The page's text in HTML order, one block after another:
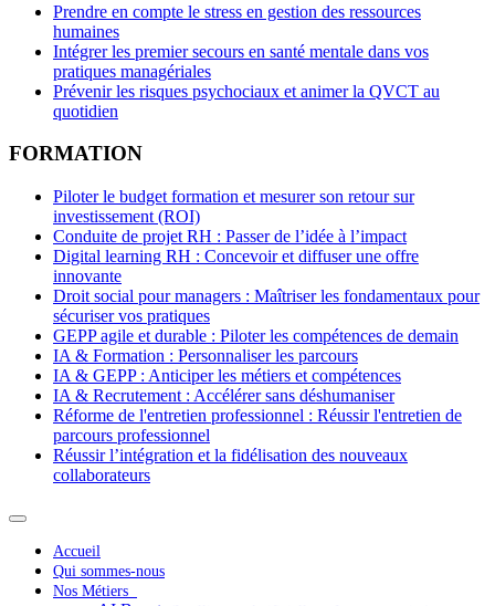
Prendre en compte le stress en gestion des ressources
humaines
Intégrer les premier secours en santé mentale dans vos
pratiques managériales
Prévenir les risques psychociaux et animer la QVCT au
quotidien
FORMATION
Piloter le budget formation et mesurer son retour sur
investissement (ROI)
Conduite de projet RH : Passer de l’idée à l’impact
Digital learning RH : Concevoir et diffuser une offre
innovante
Droit social pour managers : Maîtriser les fondamentaux pour
sécuriser vos pratiques
GEPP agile et durable : Piloter les compétences de demain
IA & Formation : Personnaliser les parcours
IA & GEPP : Anticiper les métiers et compétences
IA & Recrutement : Accélérer sans déshumaniser
Réforme de l'entretien professionnel : Réussir l'entretien de
parcours professionnel
Réussir l’intégration et la fidélisation des nouveaux
collaborateurs
Accueil
Qui sommes-nous
Nos Métiers